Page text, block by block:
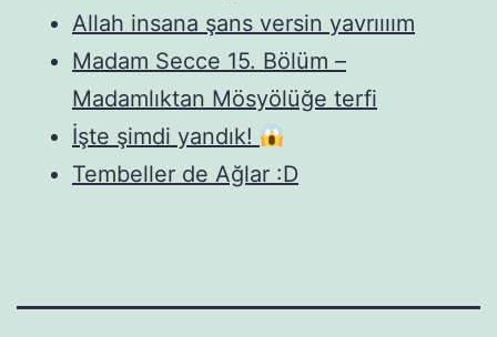
Allah insana şans versin yavrıııım
Madam Secce 15. Bölüm –
Madamlıktan Mösyölüğe terfi
İşte şimdi yandık!
Tembeller de Ağlar :D